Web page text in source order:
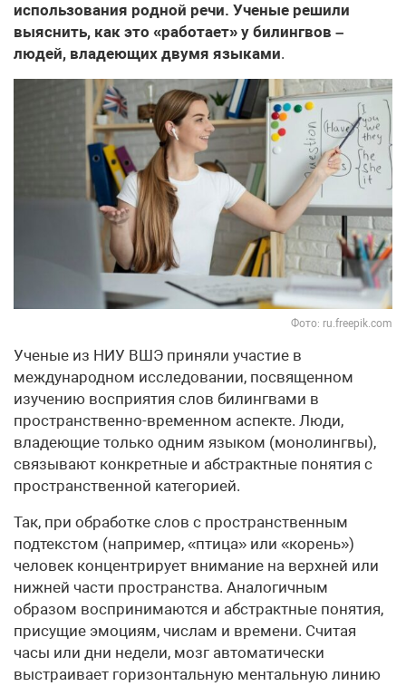
использования родной речи. Ученые решили
выяснить, как это «работает» у билингвов –
людей, владеющих двумя языками.
Фото: ru.freepik.com
Ученые из НИУ ВШЭ приняли участие в
международном исследовании, посвященном
изучению восприятия слов билингвами в
пространственно-временном аспекте. Люди,
владеющие только одним языком (монолингвы),
связывают конкретные и абстрактные понятия с
пространственной категорией.
Так, при обработке слов с пространственным
подтекстом (например, «птица» или «корень»)
человек концентрирует внимание на верхней или
нижней части пространства. Аналогичным
образом воспринимаются и абстрактные понятия,
присущие эмоциям, числам и времени. Считая
часы или дни недели, мозг автоматически
выстраивает горизонтальную ментальную линию